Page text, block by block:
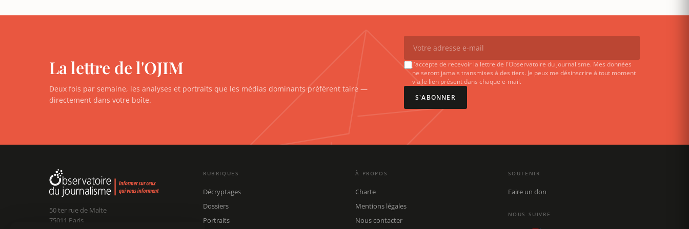
La lettre de l'OJIM
Deux fois par semaine, les analyses et portraits que les médias dominants préfèrent taire —
directement dans votre boîte.
J'accepte de recevoir la lettre de l'Observatoire du journalisme. Mes données
ne seront jamais transmises à des tiers. Je peux me désinscrire à tout moment
via le lien présent dans chaque e-mail.
S'ABONNER
50 ter rue de Malte
75011 Paris
RUBRIQUES
Décryptages
Dossiers
Portraits
À PROPOS
Charte
Mentions légales
Nous contacter
SOUTENIR
Faire un don
NOUS SUIVRE